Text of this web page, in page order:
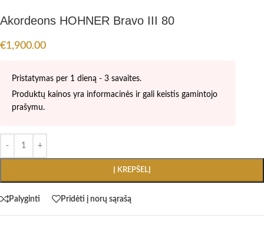
Akordeons HOHNER Bravo III 80
€1,900.00
Pristatymas per 1 dieną - 3 savaites.
Produktų kainos yra informacinės ir gali keistis gamintojo
prašymu.
Į KREPŠELĮ
Palyginti Pridėti į norų sąrašą